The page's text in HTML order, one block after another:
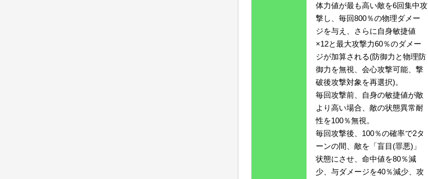
体力値が最も高い敵を6回集中攻
撃し、毎回800％の物理ダメー
ジを与え、さらに自身敏捷値
×12と最大攻撃力60％のダメー
ジが加算される(防御力と物理防
御力を無視、会心攻撃可能、撃
破後攻撃対象を再選択)。
毎回攻撃前、自身の敏捷値が敵
より高い場合、敵の状態異常耐
性を100％無視。
毎回攻撃後、100％の確率で2タ
ーンの間、敵を「盲目(罪悪)」
状態にさせ、命中値を80％減
少、与ダメージを40％減少、攻